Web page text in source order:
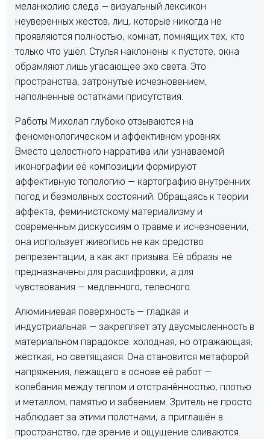
меланхолию следа — визуальный лексикон
неуверенных жестов, лиц, которые никогда не
проявляются полностью, комнат, помнящих тех, кто
только что ушёл. Стулья наклонены к пустоте, окна
обрамляют лишь угасающее эхо света. Это
пространства, затронутые исчезновением,
наполненные остатками присутствия.
Работы Михолап глубоко отзываются на
феноменологическом и аффективном уровнях.
Вместо целостного нарратива или узнаваемой
иконографии её композиции формируют
аффективную топологию — картографию внутренних
погод и безмолвных состояний. Обращаясь к теории
аффекта, феминистскому материализму и
современным дискуссиям о травме и исчезновении,
она использует живопись не как средство
репрезентации, а как акт призыва. Её образы не
предназначены для расшифровки, а для
чувствования — медленного, телесного.
Алюминиевая поверхность — гладкая и
индустриальная — закрепляет эту двусмысленность в
материальном парадоксе: холодная, но отражающая;
жёсткая, но светящаяся. Она становится метафорой
напряжения, лежащего в основе её работ —
колебания между теплом и отстранённостью, плотью
и металлом, памятью и забвением. Зритель не просто
наблюдает за этими полотнами, а приглашён в
пространство, где зрение и ощущение сливаются.